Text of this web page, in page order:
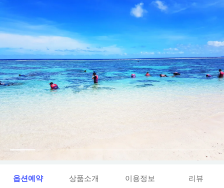
옵션예약 상품소개 이용정보 리뷰